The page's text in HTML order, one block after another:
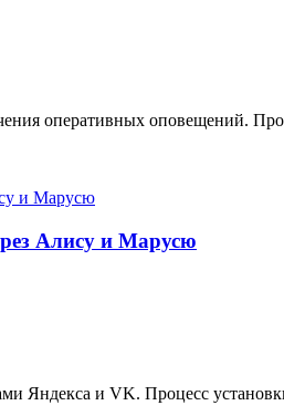
оперативных оповещений.
Алису и Марусю
Яндекса и VK. Процесс